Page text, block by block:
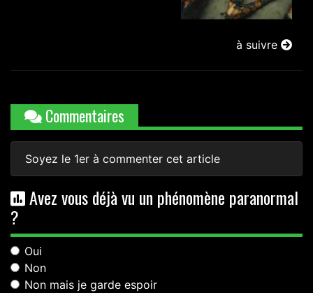
à suivre
Commentaires
Soyez le 1er à commenter cet article
Avez vous déjà vu un phénomène paranormal
?
Oui
Non
Non mais je garde espoir